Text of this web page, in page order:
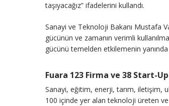
taşıyacağız” ifadelerini kullandı.
Sanayi ve Teknoloji Bakanı Mustafa
gücünün ve zamanın verimli
gücünü temelden etkilemenin
Fuara 123 Firma ve 38 Start-Up
Sanayi, eğitim, enerji, tarım, iletişim,
100 içinde yer alan teknoloji üreten ve